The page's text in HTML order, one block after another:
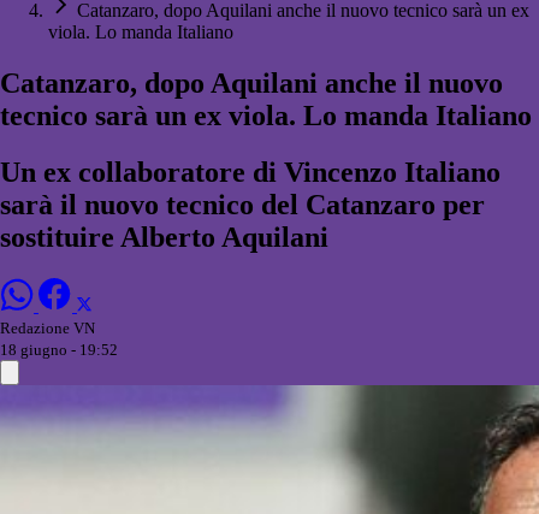
Catanzaro, dopo Aquilani anche il nuovo tecnico sarà un ex
viola. Lo manda Italiano
Catanzaro, dopo Aquilani anche il nuovo
tecnico sarà un ex viola. Lo manda Italiano
Un ex collaboratore di Vincenzo Italiano
sarà il nuovo tecnico del Catanzaro per
sostituire Alberto Aquilani
Redazione VN
18 giugno - 19:52